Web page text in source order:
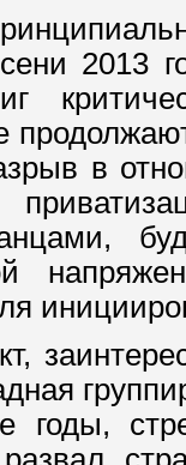
2013
в
годы,